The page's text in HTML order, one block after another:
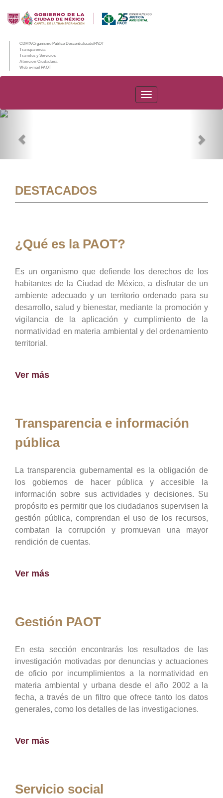
CDMX/Organismo Público Descentralizado/PAOT
Transparencia
Trámites y Servicios
Atención Ciudadana
Web e-mail PAOT
PAOT
DESTACADOS
¿Qué es la PAOT?
Es un organismo que defiende los derechos de los
habitantes de la Ciudad de México, a disfrutar de un
ambiente adecuado y un territorio ordenado para su
desarrollo, salud y bienestar, mediante la promoción y
vigilancia de la aplicación y cumplimiento de la
normatividad en materia ambiental y del ordenamiento
territorial.
Ver más
Transparencia e información
pública
La transparencia gubernamental es la obligación de
los gobiernos de hacer pública y accesible la
información sobre sus actividades y decisiones. Su
propósito es permitir que los ciudadanos supervisen la
gestión pública, comprendan el uso de los recursos,
combatan la corrupción y promuevan una mayor
rendición de cuentas.
Ver más
Gestión PAOT
En esta sección encontrarás los resultados de las
investigación motivadas por denuncias y actuaciones
de oficio por incumplimientos a la normatividad en
materia ambiental y urbana desde el año 2002 a la
fecha, a través de un filtro que ofrece tanto los datos
generales, como los detalles de las investigaciones.
Ver más
Servicio social